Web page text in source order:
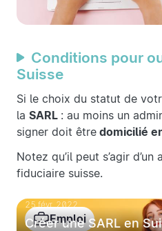
Conditions pour
Suisse
Si le choix du statut de
la SARL : au moins un
signer doit être domicilié
Notez qu’il peut s’agir
fiduciaire suisse.
Emploi
25 févr. 2022
Créer une SARL en